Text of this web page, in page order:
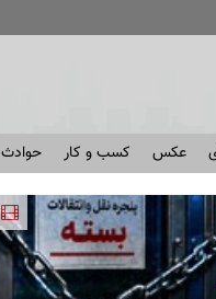
عکس کسب و کار حوادث